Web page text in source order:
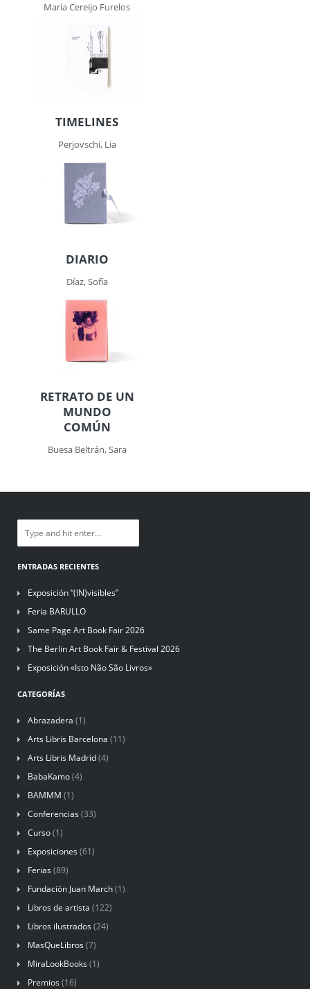
María Cereijo Furelos
TIMELINES
Perjovschi, Lia
DIARIO
Díaz, Sofía
RETRATO DE UN
MUNDO
COMÚN
Buesa Beltrán, Sara
ENTRADAS RECIENTES
Exposición “(IN)visibles”
Feria BARULLO
Same Page Art Book Fair 2026
The Berlin Art Book Fair & Festival 2026
Exposición «Isto Não São Livros»
CATEGORÍAS
Abrazadera (1)
Arts Libris Barcelona (11)
Arts Libris Madrid(4)
BabaKamo(4)
BAMMM (1)
Conferencias (33)
Curso(1)
Exposiciones (61)
Ferias (89)
Fundación Juan March(1)
Libros de artista (122)
Libros ilustrados (24)
MasQueLibros (7)
MiraLookBooks (1)
Premios (16)